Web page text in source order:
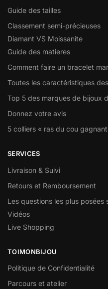
Guide des tailles
Classement semi-précieuses
Diamant VS Moissanite
Guide des matieres
Comment faire un bracelet
Toutes les caractéristiques
Top 5 des marques de bijoux
Donnez votre avis
5 colliers « ras du cou
SERVICES
Livraison & Suivi
Retours et Remboursement
Les questions les plus posées
Vidéos
Live Shopping
TOIMONBIJOU
Politique de Confidentialité
Parcours et atelier